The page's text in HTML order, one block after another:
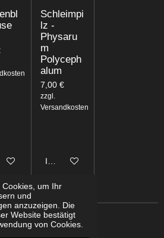
Cookies, um Ihr
und
anzuzeigen. Die
Website bestätigt
von Cookies.
benachrichtigen
Schleimpi
lz -
Physaru
m
Polyceph
alum
7,00 €
zzgl.
Versandkosten
In den Warenkorb